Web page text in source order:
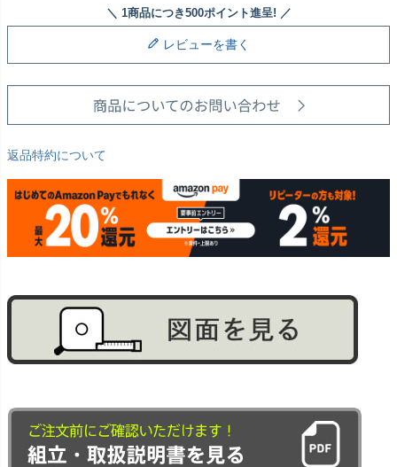
レビューを書く
返品特約について